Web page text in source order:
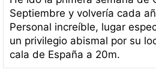
Septiembre y volvería cada
Personal increíble, lugar
un privilegio abismal por su
cala de España a 20m.